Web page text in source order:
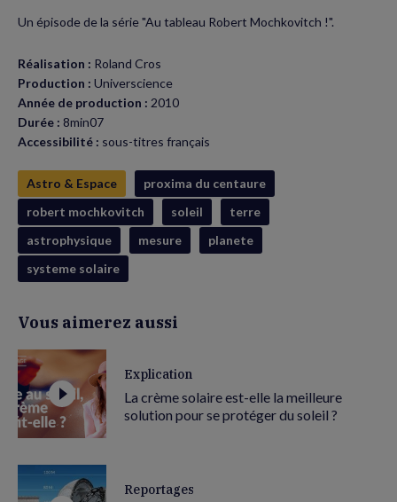
Un épisode de la série "Au tableau Robert Mochkovitch !".
Réalisation : Roland Cros
Production : Universcience
Année de production : 2010
Durée : 8min07
Accessibilité : sous-titres français
Astro & Espace
proxima du centaure
robert mochkovitch
soleil
terre
astrophysique
mesure
planete
systeme solaire
Vous aimerez aussi
Explication
La crème solaire est-elle la meilleure
solution pour se protéger du soleil ?
Reportages